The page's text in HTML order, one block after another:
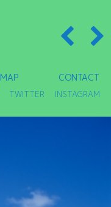
MAP CONTACT
TWITTER INSTAGRAM